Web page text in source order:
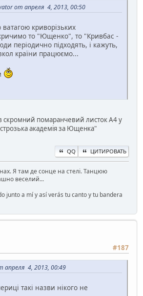
от апреля 4, 2013, 00:50
ватагою криворізьких
то "Ющенко", то "Кривбас -
періодично підходять, і кажуть,
країни працюємо...
скромний помаранчевий листок А4 у
академія за Ющенка"
QQ ЦИТИРОВАТЬ
Я там де сонце на стелі. Танцюю
веселий...
junto a mí y así verás tu canto y tu bandera
#187
апреля 4, 2013, 00:49
такі назви нікого не